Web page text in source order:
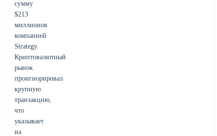
сумму
$213
миллионов
компанией
Strategy.
Криптовалютный
рынок
проигнорировал
крупную
транзакцию,
что
указывает
на